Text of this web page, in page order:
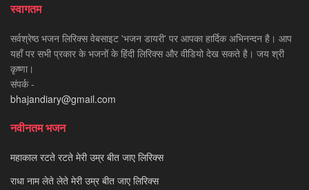
स्वागतम
सर्वश्रेष्ठ भजन लिरिक्स वेबसाइट 'भजन डायरी' पर आपका हार्दिक अभिनन्दन है। आप
यहाँ पर सभी प्रकार के भजनों के हिंदी लिरिक्स और वीडियो देख सकते है। जय श्री
कृष्णा।
संपर्क -
bhajandiary@gmail.com
नवीनतम भजन
महाकाल रटते रटते मेरी उम्र बीत जाए लिरिक्स
राधा नाम लेते लेते मेरी उम्र बीत जाए लिरिक्स